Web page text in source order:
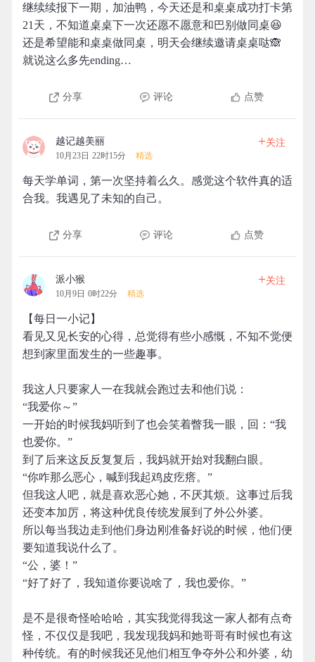
继续续报下一期，加油鸭，今天还是和桌桌成功打卡第
21天，不知道桌桌下一次还愿不愿意和巴别做同桌😆
还是希望能和桌桌做同桌，明天会继续邀请桌桌哒🙈
就说这么多先ending…
分享 评论 点赞
越记越美丽
10月23日 22时15分 精选
+关注
每天学单词，第一次坚持着么久。感觉这个软件真的适
合我。我遇见了未知的自己。
分享 评论 点赞
派小猴
10月9日 0时22分 精选
+关注
【每日一小记】
看见又见长安的心得，总觉得有些小感慨，不知不觉便
想到家里面发生的一些趣事。
我这人只要家人一在我就会跑过去和他们说：
“我爱你～”
一开始的时候我妈听到了也会笑着瞥我一眼，回：“我
也爱你。”
到了后来这反反复复后，我妈就开始对我翻白眼。
“你咋那么恶心，喊到我起鸡皮疙瘩。”
但我这人吧，就是喜欢恶心她，不厌其烦。这事过后我
还变本加厉，将这种优良传统发展到了外公外婆。
所以每当我边走到他们身边刚准备好说的时候，他们便
要知道我说什么了。
“公，婆！”
“好了好了，我知道你要说啥了，我也爱你。”
是不是很奇怪哈哈哈，其实我觉得我这一家人都有点奇
怪，不仅仅是我吧，我发现我妈和她哥哥有时候也有这
种传统。有的时候我还见他们相互争夺外公和外婆，幼